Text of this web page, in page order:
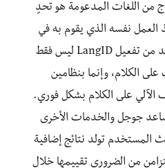
من اللغات المدعومة هو تحدٍ
العمل نفسه الذي يقوم به في
حالة أحادي اللغة لكن الآن لا بد من تفعيل LangID ليس فقط
الكلام، وإنما بنظامين
الآلي على الكلام بشكل فوري.
جوجل والخدمات الأخرى
المستخدم تولد نتائج إضافية
من الضروري تقييمها خلال